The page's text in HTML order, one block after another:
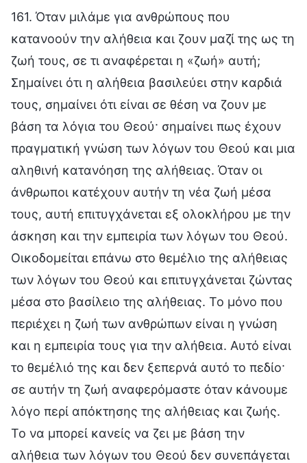
161. Όταν μιλάμε για ανθρώπους που
κατανοούν την αλήθεια και ζουν μαζί της ως τη
ζωή τους, σε τι αναφέρεται η «ζωή» αυτή;
Σημαίνει ότι η αλήθεια βασιλεύει στην καρδιά
τους, σημαίνει ότι είναι σε θέση να ζουν με
βάση τα λόγια του Θεού· σημαίνει πως έχουν
πραγματική γνώση των λόγων του Θεού και μια
αληθινή κατανόηση της αλήθειας. Όταν οι
άνθρωποι κατέχουν αυτήν τη νέα ζωή μέσα
τους, αυτή επιτυγχάνεται εξ ολοκλήρου με την
άσκηση και την εμπειρία των λόγων του Θεού.
Οικοδομείται επάνω στο θεμέλιο της αλήθειας
των λόγων του Θεού και επιτυγχάνεται ζώντας
μέσα στο βασίλειο της αλήθειας. Το μόνο που
περιέχει η ζωή των ανθρώπων είναι η γνώση
και η εμπειρία τους για την αλήθεια. Αυτό είναι
το θεμέλιό της και δεν ξεπερνά αυτό το πεδίο·
σε αυτήν τη ζωή αναφερόμαστε όταν κάνουμε
λόγο περί απόκτησης της αλήθειας και ζωής.
Το να μπορεί κανείς να ζει με βάση την
αλήθεια των λόγων του Θεού δεν συνεπάγεται